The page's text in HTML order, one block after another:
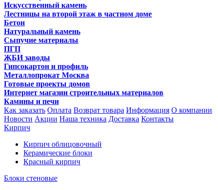
Искусственный камень
Лестницы на второй этаж в частном доме
Бетон
Натуральный камень
Сыпучие материалы
ПГП
ЖБИ заводы
Гипсокартон и профиль
Металлопрокат Москва
Готовые проекты домов
Интернет магазин строительных материалов
Камины и печи
Как заказать Оплата Возврат товара Информация О компании
Новости Акции Наша техника Доставка Контакты
Кирпич
Кирпич облицовочный
Керамические блоки
Красный кирпич
Блоки стеновые